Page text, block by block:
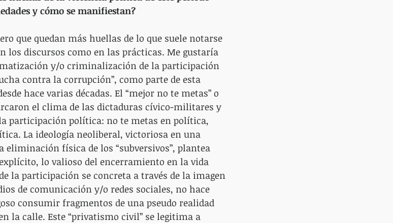
y cómo se manifiestan?
que quedan más huellas de lo que suele notarse
los discursos como en las prácticas. Me gustaría
y/o criminalización de la participación
contra la corrupción”, como parte de esta
hace varias décadas. El “mejor no te metas” o
el clima de las dictaduras cívico-militares y
participación política: no te metas en política,
La ideología neoliberal, victoriosa en una
física de los “subversivos”, plantea
lo valioso del encerramiento en la vida
la participación se concreta a través de la imagen
de comunicación y/o redes sociales, no hace
consumir fragmentos de una pseudo realidad
la calle. Este “privatismo civil” se legitima a